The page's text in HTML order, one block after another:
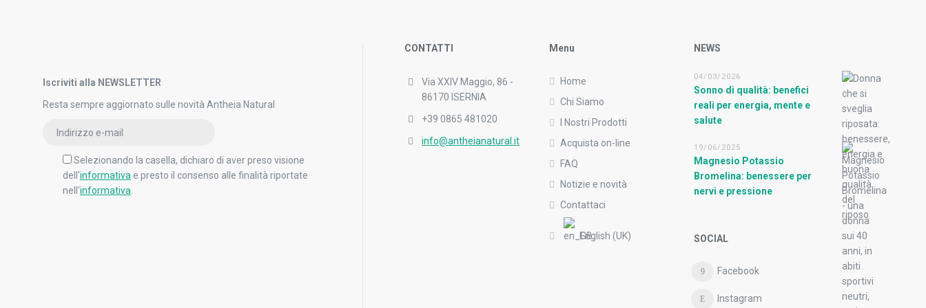
Iscriviti alla NEWSLETTER
Resta sempre aggiornato sulle novità Antheia Natural
Selezionando la casella, dichiaro di aver preso visione
dell'informativa e presto il consenso alle finalità riportate
nell'informativa
CONTATTI
Via XXIV Maggio, 86 -
86170 ISERNIA
+39 0865 481020
info@antheianatural.it
Menu
Home
Chi Siamo
I Nostri Prodotti
Acquista on-line
FAQ
Notizie e novità
Contattaci
English (UK)
NEWS
04/03/2026
Sonno di qualità: benefici
reali per energia, mente e
salute
19/06/2025
Magnesio Potassio
Bromelina: benessere per
nervi e pressione
SOCIAL
Facebook
Instagram